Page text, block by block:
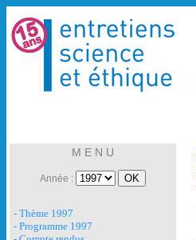
M E N U
Année :
- Thème 1997
- Programme 1997